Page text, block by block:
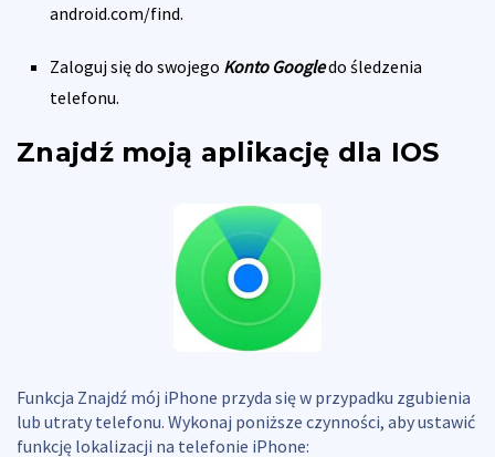
android.com/find.
Zaloguj się do swojego Konto Googledo śledzenia
telefonu.
Znajdź moją aplikację dla IOS
Funkcja Znajdź mój iPhone przyda się w przypadku zgubienia
lub utraty telefonu. Wykonaj poniższe czynności, aby ustawić
funkcję lokalizacji na telefonie iPhone: